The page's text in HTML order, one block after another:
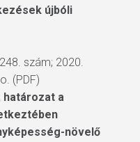
újbóli
szám; 2020.
(PDF)
határozat a
növelő